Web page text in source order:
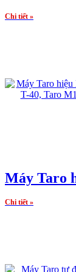
Chi tiết »
Máy Taro
Chi tiết »